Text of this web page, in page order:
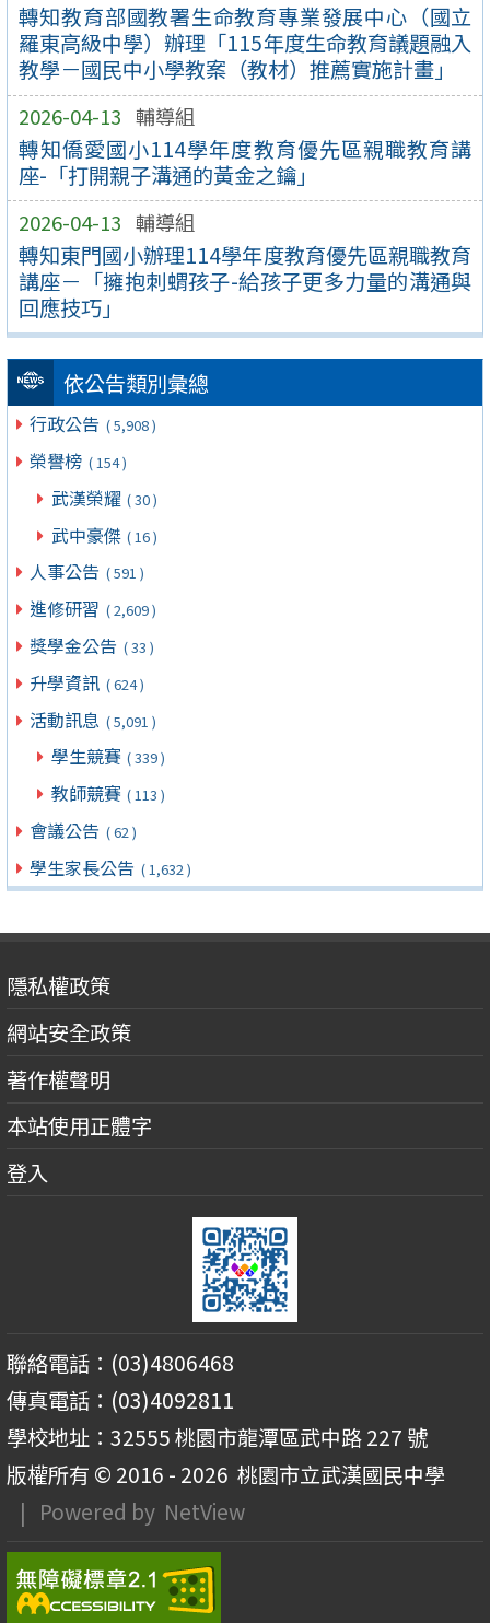
轉知教育部國教署生命教育專業發展中心（國立
羅東高級中學）辦理「115年度生命教育議題融入
教學－國民中小學教案（教材）推薦實施計畫」
2026-04-13 輔導組
轉知僑愛國小114學年度教育優先區親職教育講
座-「打開親子溝通的黃金之鑰」
2026-04-13 輔導組
轉知東門國小辦理114學年度教育優先區親職教育
講座－「擁抱刺蝟孩子-給孩子更多力量的溝通與
回應技巧」
依公告類別彙總
行政公告 ( 5,908 )
榮譽榜 ( 154 )
武漢榮耀 ( 30 )
武中豪傑 ( 16 )
人事公告 ( 591 )
進修研習 ( 2,609 )
獎學金公告 ( 33 )
升學資訊 ( 624 )
活動訊息 ( 5,091 )
學生競賽 ( 339 )
教師競賽 ( 113 )
會議公告 ( 62 )
學生家長公告 ( 1,632 )
隱私權政策
網站安全政策
著作權聲明
本站使用正體字
登入
聯絡電話：(03)4806468
傳真電話：(03)4092811
學校地址：32555 桃園市龍潭區武中路 227 號
版權所有 © 2016 - 2026 桃園市立武漢國民中學
| Powered by NetView